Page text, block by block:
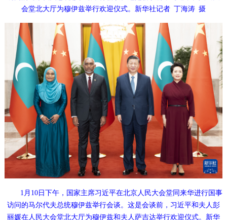
会堂北大厅为穆伊兹举行欢迎仪式。新华社记者 丁海涛 摄
1月10日下午，国家主席习近平在北京人民大会堂同来华进行国事
访问的马尔代夫总统穆伊兹举行会谈。这是会谈前，习近平和夫人彭
丽媛在人民大会堂北大厅为穆伊兹和夫人萨吉达举行欢迎仪式。新华